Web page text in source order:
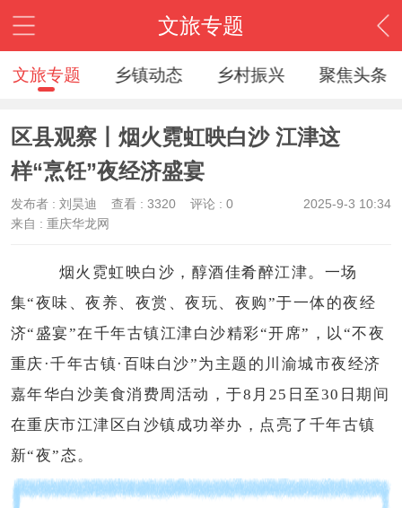
文旅专题
文旅专题 乡镇动态 乡村振兴 聚焦头条
区县观察丨烟火霓虹映白沙 江津这
样“烹饪”夜经济盛宴
2025-9-3 10:34
发布者 : 刘昊迪 查看 : 3320
评论 : 0
来自 : 重庆华龙网
烟火霓虹映白沙，醇酒佳肴醉江津。一场
集“夜味、夜养、夜赏、夜玩、夜购”于一体的夜经
济“盛宴”在千年古镇江津白沙精彩“开席”，以“不夜
重庆·千年古镇·百味白沙”为主题的川渝城市夜经济
嘉年华白沙美食消费周活动，于8月25日至30日期间
在重庆市江津区白沙镇成功举办，点亮了千年古镇
新“夜”态。